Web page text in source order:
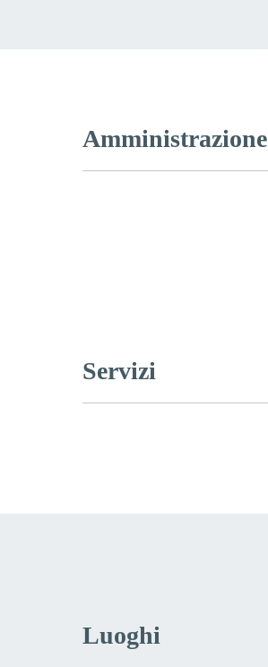
Amministrazione
Servizi
Luoghi